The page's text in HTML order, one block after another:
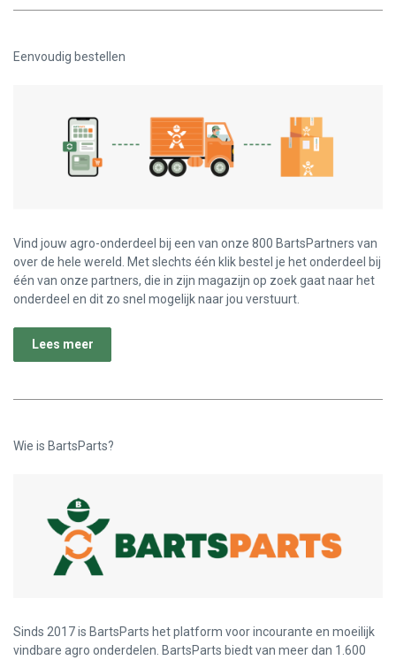
Verminderen:verhogen:
Eenvoudig bestellen
Vind jouw agro-onderdeel bij een van onze 800 BartsPartners van
over de hele wereld. Met slechts één klik bestel je het onderdeel bij
één van onze partners, die in zijn magazijn op zoek gaat naar het
onderdeel en dit zo snel mogelijk naar jou verstuurt.
Lees meer
Wie is BartsParts?
Sinds 2017 is BartsParts het platform voor incourante en moeilijk
vindbare agro onderdelen. BartsParts biedt van meer dan 1.600